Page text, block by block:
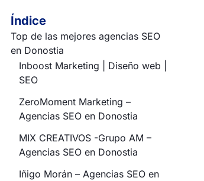
Índice
Top de las mejores agencias SEO
en Donostia
Inboost Marketing | Diseño web |
SEO
ZeroMoment Marketing –
Agencias SEO en Donostia
MIX CREATIVOS -Grupo AM –
Agencias SEO en Donostia
Iñigo Morán – Agencias SEO en